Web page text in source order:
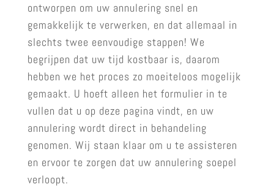
ontworpen om uw annulering snel en
gemakkelijk te verwerken, en dat allemaal in
slechts twee eenvoudige stappen! We
begrijpen dat uw tijd kostbaar is, daarom
hebben we het proces zo moeiteloos mogelijk
gemaakt. U hoeft alleen het formulier in te
vullen dat u op deze pagina vindt, en uw
annulering wordt direct in behandeling
genomen. Wij staan klaar om u te assisteren
en ervoor te zorgen dat uw annulering soepel
verloopt.